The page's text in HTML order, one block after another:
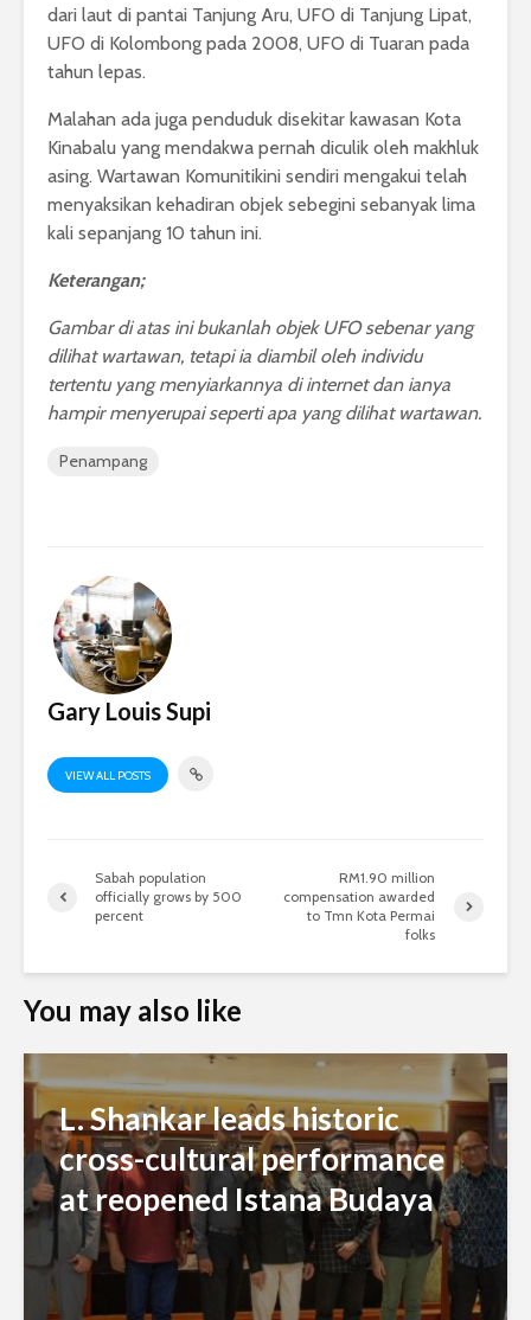
dari laut di pantai Tanjung Aru, UFO di Tanjung Lipat,
UFO di Kolombong pada 2008, UFO di Tuaran pada
tahun lepas.
Malahan ada juga penduduk disekitar kawasan Kota
Kinabalu yang mendakwa pernah diculik oleh makhluk
asing. Wartawan Komunitikini sendiri mengakui telah
menyaksikan kehadiran objek sebegini sebanyak lima
kali sepanjang 10 tahun ini.
Keterangan;
Gambar di atas ini bukanlah objek UFO sebenar yang
dilihat wartawan, tetapi ia diambil oleh individu
tertentu yang menyiarkannya di internet dan ianya
hampir menyerupai seperti apa yang dilihat wartawan.
Penampang
Gary Louis Supi
VIEW ALL POSTS
Sabah population
officially grows by 500
percent
RM1.90 million
compensation awarded
to Tmn Kota Permai
folks
You may also like
L. Shankar leads historic
cross-cultural performance
at reopened Istana Budaya